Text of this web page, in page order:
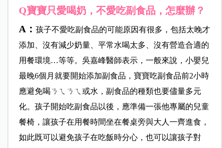
Q寶寶只愛喝奶，不愛吃副食品，怎麼辦？
A： 孩子不愛吃副食品的可能原因有很多，包括太晚才
添加、沒有減少奶量、平常水喝太多、沒有營造合適的
用餐環境…等等。吳嘉峰醫師表示，一般來說，小嬰兒
最晚6個月就要開始添加副食品，寶寶吃副食品前2小時
應避免喝ㄋㄟㄋㄟ或水，副食品的種類也要儘量多元
化。孩子開始吃副食品以後，應準備一張他專屬的兒童
餐椅，讓孩子在用餐時間坐在餐桌旁與大人一齊進食，
如此既可以避免孩子在吃飯時分心，也可以讓孩子對